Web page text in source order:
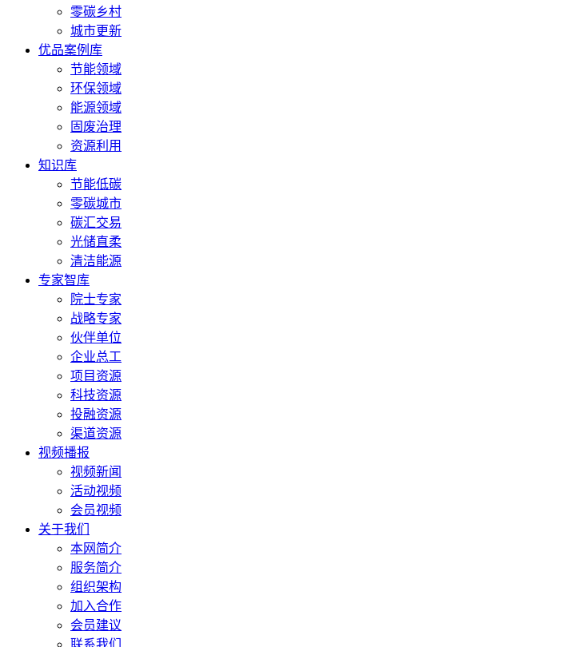
零碳乡村
城市更新
优品案例库
节能领域
环保领域
能源领域
固废治理
资源利用
知识库
节能低碳
零碳城市
碳汇交易
光储直柔
清洁能源
专家智库
院士专家
战略专家
伙伴单位
企业总工
项目资源
科技资源
投融资源
渠道资源
视频播报
视频新闻
活动视频
会员视频
关于我们
本网简介
服务简介
组织架构
加入合作
会员建议
联系我们